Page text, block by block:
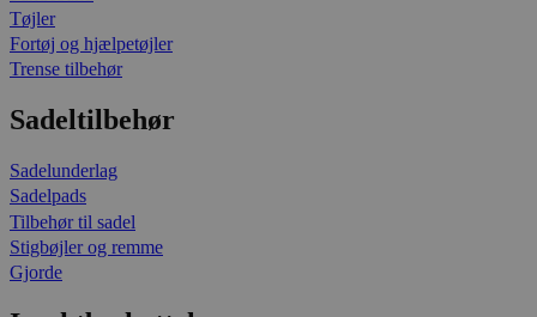
Tøjler
Fortøj og hjælpetøjler
Trense tilbehør
Sadeltilbehør
Sadelunderlag
Sadelpads
Tilbehør til sadel
Stigbøjler og remme
Gjorde